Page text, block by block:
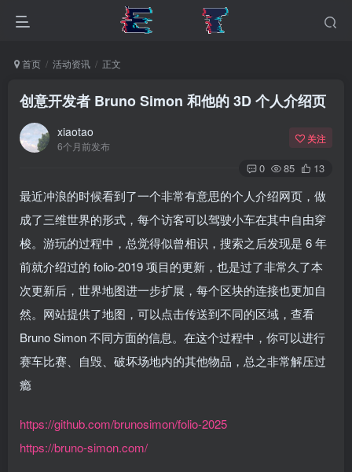
首页 活动资讯 正文
创意开发者 Bruno Simon 和他的 3D 个人介绍页
xiaotao
6个月前发布
关注
0 85 13
最近冲浪的时候看到了一个非常有意思的个人介绍网页，做
成了三维世界的形式，每个访客可以驾驶小车在其中自由穿
梭。游玩的过程中，总觉得似曾相识，搜索之后发现是 6 年
前就介绍过的 folio-2019 项目的更新，也是过了非常久了本
次更新后，世界地图进一步扩展，每个区块的连接也更加自
然。网站提供了地图，可以点击传送到不同的区域，查看
Bruno Simon 不同方面的信息。在这个过程中，你可以进行
赛车比赛、自毁、破坏场地内的其他物品，总之非常解压过
瘾
https://github.com/brunosimon/folio-2025
https://bruno-simon.com/